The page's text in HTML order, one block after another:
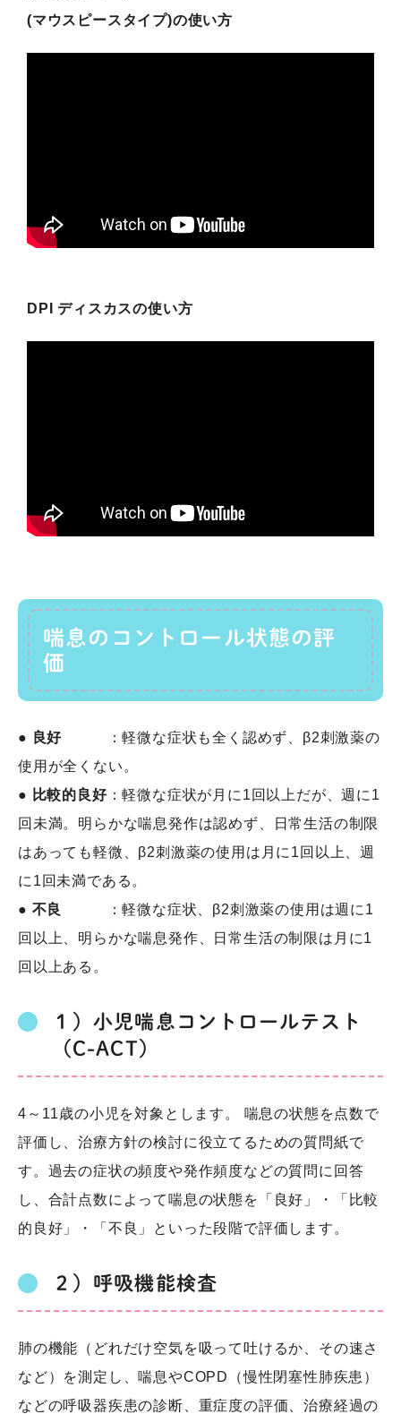
(マウスピースタイプ)の使い方
DPI ディスカスの使い方
喘息のコントロール状態の評
価
● 良好 ：軽微な症状も全く認めず、β2刺激薬の
使用が全くない。
● 比較的良好：軽微な症状が月に1回以上だが、週に1
回未満。明らかな喘息発作は認めず、日常生活の制限
はあっても軽微、β2刺激薬の使用は月に1回以上、週
に1回未満である。
● 不良
：軽微な症状、β2刺激薬の使用は週に1
回以上、明らかな喘息発作、日常生活の制限は月に1
回以上ある。
１）小児喘息コントロールテスト
（C-ACT）
4～11歳の小児を対象とします。 喘息の状態を点数で
評価し、治療方針の検討に役立てるための質問紙で
す。過去の症状の頻度や発作頻度などの質問に回答
し、合計点数によって喘息の状態を「良好」・「比較
的良好」・「不良」といった段階で評価します。
２）呼吸機能検査
肺の機能（どれだけ空気を吸って吐けるか、その速さ
など）を測定し、喘息やCOPD（慢性閉塞性肺疾患）
などの呼吸器疾患の診断、重症度の評価、治療経過の